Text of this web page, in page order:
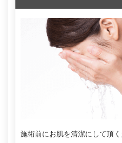
施術前にお肌を清潔にして頂